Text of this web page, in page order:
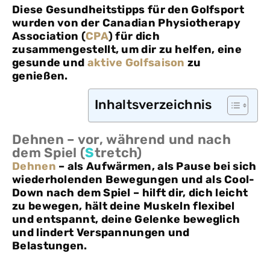
Diese Gesundheitstipps für den Golfsport
wurden von der Canadian Physiotherapy
Association (CPA) für dich
zusammengestellt, um dir zu helfen, eine
gesunde und aktive Golfsaison zu
genießen.
Inhaltsverzeichnis
Dehnen – vor, während und nach
dem Spiel (Stretch)
Dehnen – als Aufwärmen, als Pause bei sich
wiederholenden Bewegungen und als Cool-
Down nach dem Spiel – hilft dir, dich leicht
zu bewegen, hält deine Muskeln flexibel
und entspannt, deine Gelenke beweglich
und lindert Verspannungen und
Belastungen.